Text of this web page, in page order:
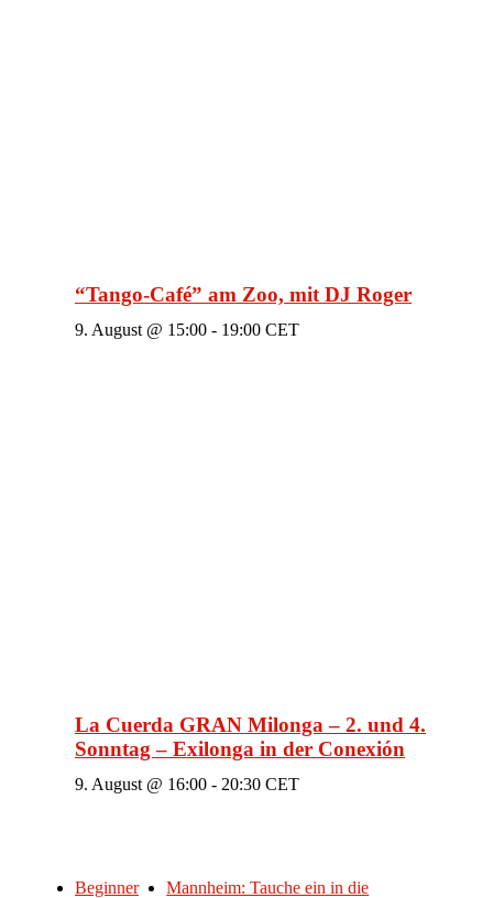
“Tango-Café” am Zoo, mit DJ Roger
9. August @ 15:00 - 19:00 CET
La Cuerda GRAN Milonga – 2. und 4.
Sonntag – Exilonga in der Conexión
9. August @ 16:00 - 20:30 CET
Beginner
Mannheim: Tauche ein in die